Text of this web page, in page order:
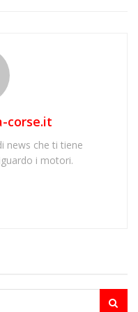
corse.it
news che ti tiene
i motori.